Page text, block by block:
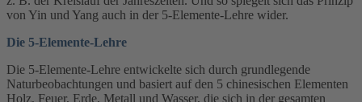
von Yin und Yang auch in der 5-Elemente-Lehre wider.
Die 5-Elemente-Lehre
Die 5-Elemente-Lehre entwickelte sich durch grundlegende
Naturbeobachtungen und basiert auf den 5 chinesischen Elementen
Holz, Feuer, Erde, Metall und Wasser, die sich in der gesamten